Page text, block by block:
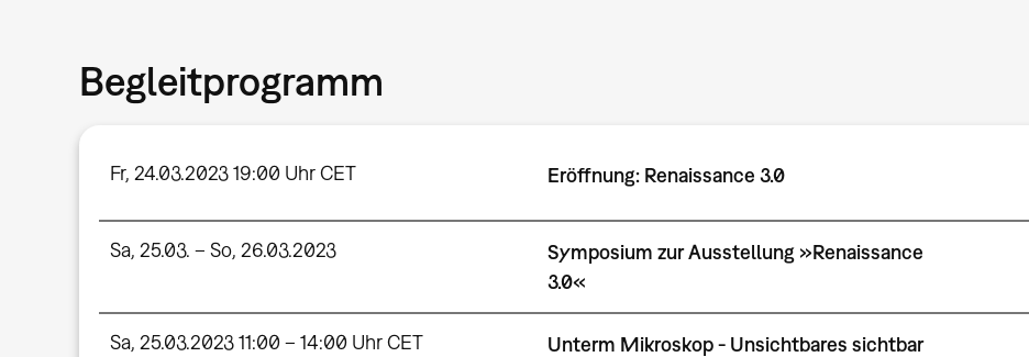
Begleitprogramm
Fr, 24.03.2023 19:00 Uhr CET Eröffnung: Renaissance 3.0
Sa, 25.03. – So, 26.03.2023
Symposium zur Ausstellung »Renaissance
3.0«
Sa, 25.03.2023 11:00 – 14:00 Uhr CET
Unterm Mikroskop - Unsichtbares sichtbar